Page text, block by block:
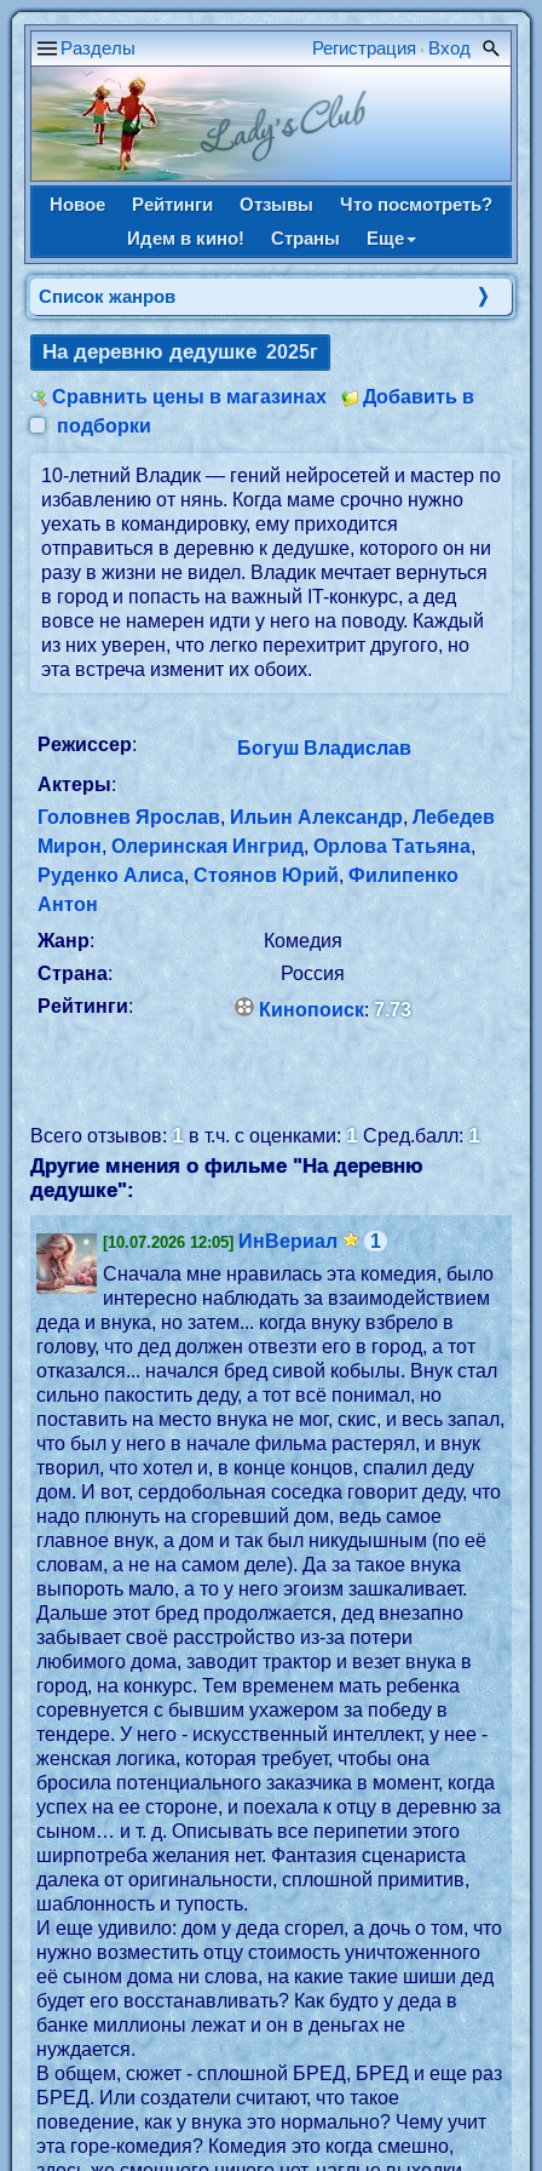
Разделы Регистрация • Вход
Новое Рейтинги Отзывы
Что посмотреть?
Идем в кино!
Страны Еще
Список жанров
На деревню дедушке 2025г
Сравнить цены в магазинах
Добавить в
подборки
10-летний Владик — гений нейросетей и мастер по
избавлению от нянь. Когда маме срочно нужно
уехать в командировку, ему приходится
отправиться в деревню к дедушке, которого он ни
разу в жизни не видел. Владик мечтает вернуться
в город и попасть на важный IT-конкурс, а дед
вовсе не намерен идти у него на поводу. Каждый
из них уверен, что легко перехитрит другого, но
эта встреча изменит их обоих.
Режиссер:
Богуш Владислав
Актеры:
Головнев Ярослав, Ильин Александр,Лебедев
Мирон, Олеринская Ингрид,Орлова Татьяна,
Руденко Алиса, Стоянов Юрий, Филипенко
Антон
Жанр:
Комедия
Страна:
Россия
Рейтинги: Кинопоиск:7.73
Всего отзывов:1в т.ч. с оценками:1Сред.балл: 1
Другие мнения о фильме "На деревню
дедушке":
[10.07.2026 12:05] ИнВериал
1
Сначала мне нравилась эта комедия, было
интересно наблюдать за взаимодействием
деда и внука, но затем... когда внуку взбрело в
голову, что дед должен отвезти его в город, а тот
отказался... начался бред сивой кобылы. Внук стал
сильно пакостить деду, а тот всё понимал, но
поставить на место внука не мог, скис, и весь запал,
что был у него в начале фильма растерял, и внук
творил, что хотел и, в конце концов, спалил деду
дом. И вот, сердобольная соседка говорит деду, что
надо плюнуть на сгоревший дом, ведь самое
главное внук, а дом и так был никудышным (по её
словам, а не на самом деле). Да за такое внука
выпороть мало, а то у него эгоизм зашкаливает.
Дальше этот бред продолжается, дед внезапно
забывает своё расстройство из-за потери
любимого дома, заводит трактор и везет внука в
город, на конкурс. Тем временем мать ребенка
соревнуется с бывшим ухажером за победу в
тендере. У него - искусственный интеллект, у нее -
женская логика, которая требует, чтобы она
бросила потенциального заказчика в момент, когда
успех на ее стороне, и поехала к отцу в деревню за
сыном… и т. д. Описывать все перипетии этого
ширпотреба желания нет. Фантазия сценариста
далека от оригинальности, сплошной примитив,
шаблонность и тупость.
И еще удивило: дом у деда сгорел, а дочь о том, что
нужно возместить отцу стоимость уничтоженного
её сыном дома ни слова, на какие такие шиши дед
будет его восстанавливать? Как будто у деда в
банке миллионы лежат и он в деньгах не
нуждается.
В общем, сюжет - сплошной БРЕД, БРЕД и еще раз
БРЕД. Или создатели считают, что такое
поведение, как у внука это нормально? Чему учит
эта горе-комедия? Комедия это когда смешно,